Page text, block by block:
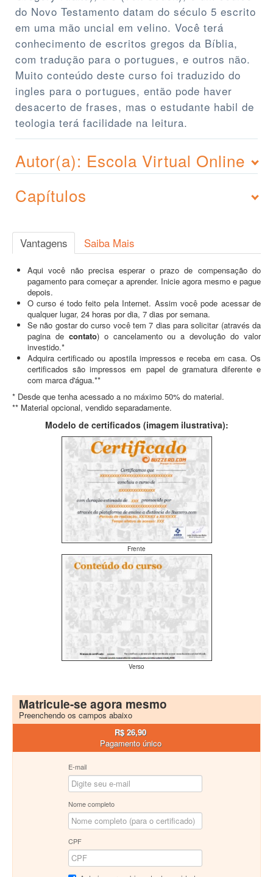
do Novo Testamento datam do século 5 escrito
em uma mão uncial em velino. Você terá
conhecimento de escritos gregos da Bíblia,
com tradução para o portugues, e outros não.
Muito conteúdo deste curso foi traduzido do
ingles para o portugues, então pode haver
desacerto de frases, mas o estudante habil de
teologia terá facilidade na leitura.
Autor(a): Escola Virtual Online
Capítulos
Vantagens Saiba Mais
Aqui você não precisa esperar o prazo de compensação do
pagamento para começar a aprender. Inicie agora mesmo e pague
depois.
O curso é todo feito pela Internet. Assim você pode acessar de
qualquer lugar, 24 horas por dia, 7 dias por semana.
Se não gostar do curso você tem 7 dias para solicitar (através da
pagina de contato) o cancelamento ou a devolução do valor
investido.*
Adquira certificado ou apostila impressos e receba em casa. Os
certificados são impressos em papel de gramatura diferente e
com marca d'água.**
* Desde que tenha acessado a no máximo 50% do material.
** Material opcional, vendido separadamente.
Modelo de certificados (imagem ilustrativa):
Frente
Verso
Matricule-se agora mesmo
Preenchendo os campos abaixo
R$ 26,90
Pagamento único
E-mail
Nome completo
CPF